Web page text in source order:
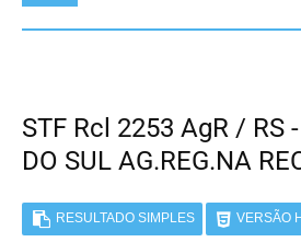
STF Rcl 2253 AgR / RS
DO SUL AG.REG.NA
RESULTADO SIMPLES VERSÃO